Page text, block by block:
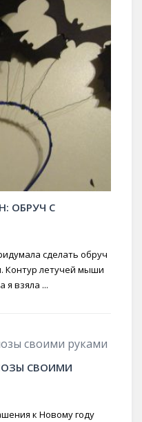
ОБРУЧ С
сделать обруч
Контур летучей мыши
я взяла ...
СВОИМИ
к Новому году